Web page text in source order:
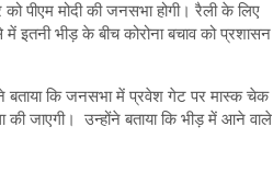
को पीएम मोदी की जनसभा होगी। रैली के लिए
इतनी भीड़ के बीच कोरोना बचाव को प्रशासन
बताया कि जनसभा में प्रवेश गेट पर मास्क चेक
की जाएगी। उन्होंने बताया कि भीड़ में आने वाले